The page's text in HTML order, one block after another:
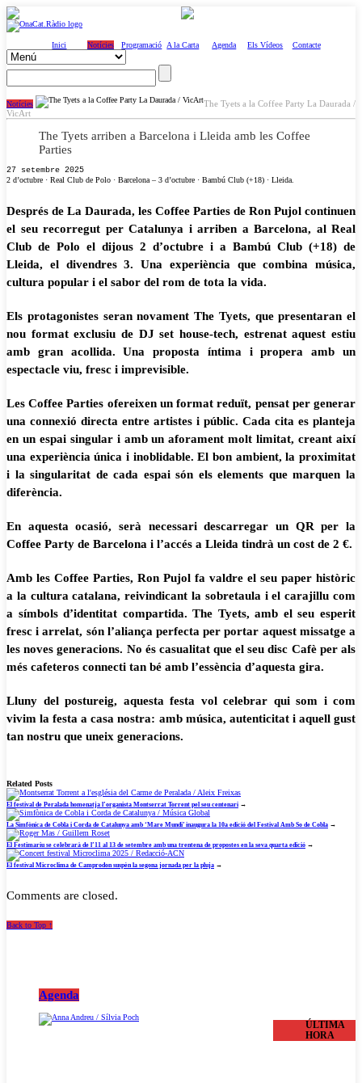
Inici Notícies Programació A la Carta Agenda Els Vídeos Contacte
Notícies
The Tyets a la Coffee Party La Daurada /
VicArt
The Tyets arriben a Barcelona i Lleida amb les Coffee
Parties
27 setembre 2025
2 d’octubre · Real Club de Polo · Barcelona – 3 d’octubre · Bambú Club (+18) · Lleida.
Després de La Daurada, les Coffee Parties de Ron Pujol continuen
el seu recorregut per Catalunya i arriben a Barcelona, al Real
Club de Polo el dijous 2 d’octubre i a Bambú Club (+18) de
Lleida, el divendres 3. Una experiència que combina música,
cultura popular i el sabor del rom de tota la vida.
Els protagonistes seran novament The Tyets, que presentaran el
nou format exclusiu de DJ set house-tech, estrenat aquest estiu
amb gran acollida. Una proposta íntima i propera amb un
espectacle viu, fresc i imprevisible.
Les Coffee Parties ofereixen un format reduït, pensat per generar
una connexió directa entre artistes i públic. Cada cita es planteja
en un espai singular i amb un aforament molt limitat, creant així
una experiència única i inoblidable. El bon ambient, la proximitat
i la singularitat de cada espai són els elements que marquen la
diferència.
En aquesta ocasió, serà necessari descarregar un QR per la
Coffee Party de Barcelona i l’accés a Lleida tindrà un cost de 2 €.
Amb les Coffee Parties, Ron Pujol fa valdre el seu paper històric
a la cultura catalana, reivindicant la sobretaula i el carajillu com
a símbols d’identitat compartida. The Tyets, amb el seu esperit
fresc i arrelat, són l’aliança perfecta per portar aquest missatge a
les noves generacions. No és casualitat que el seu disc Cafè per als
més cafeteros connecti tan bé amb l’essència d’aquesta gira.
Lluny del postureig, aquesta festa vol celebrar qui som i com
vivim la festa a casa nostra: amb música, autenticitat i aquell gust
tan nostru que uneix generacions.
Related Posts
El festival de Peralada homenatja l’organista Montserrat Torrent pel seu centenari →
La Simfònica de Cobla i Corda de Catalunya amb ‘Mare Mundi’ inaugura la 10a edició del Festival Amb So de Cobla →
El Festimariu se celebrarà de l’11 al 13 de setembre amb una trentena de propostes en la seva quarta edició →
El festival Microclima de Camprodon suspèn la segona jornada per la pluja →
Comments are closed.
Back to Top ↑
Agenda
ÚLTIMA
HORA